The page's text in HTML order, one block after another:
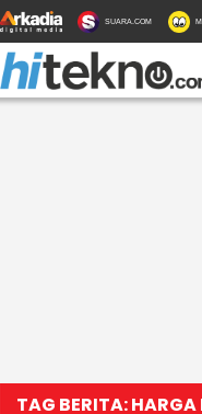
SUARA.COM
TAG BERITA: